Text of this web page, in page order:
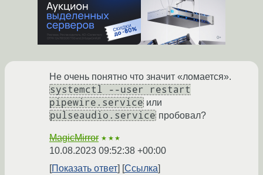
Не очень понятно что значит «ломается».
systemctl --user restart
pipewire.service или
pulseaudio.service пробовал?
MagicMirror ★★★
10.08.2023 09:52:38 +00:00
Показать ответ
Ссылка